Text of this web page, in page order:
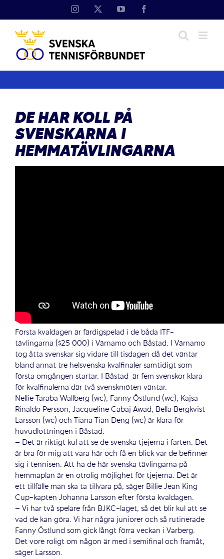
Instagram YouTube
DE HAR KOLL PÅ
SVENSKARNA I
HEMMATÄVLINGARNA
Första kvaldagen är färdigspelad i de båda ITF-
tävlingarna ($25 000) i Värnamo och Båstad. I Värnamo
tog åtta svenskar sig vidare till tisdagen då det väntar
bland annat tre helsvenska kvalfinaler samtidigt som
första omgången startar. I Båstad är fem svenskor klara
för kvalfinalerna där två svenskmöten väntar.
Nellie Taraba Wallberg (wc), Fanny Östlund (wc), Kajsa
Rinaldo Persson, Jacqueline Cabaj Awad, Bella Bergkvist
Larsson (wc) och Tiana Tian Deng (wc) är klara för
huvudlottningen i Båstad.
– Det är riktigt kul att se de svenska tjejerna i farten. Det
är bra för mig att vara här och få en blick var de befinner
sig i tennisen. Att ha de här svenska tävlingarna på
hemmaplan är en otrolig möjlighet för tjejerna. Det är
ett tillfälle man ska ta tillvara på, säger Billie Jean King
Cup-kapten Johanna Larsson efter första kvaldagen.
– Vi har två spelare från BJKC-laget, så det blir kul att se
vad de kan göra. Vi har några juniorer och så rutinerade
Fanny Östlund som gick långt förra veckan i Varberg.
Det vore roligt om någon är med i semifinal och framåt,
säger Larsson.